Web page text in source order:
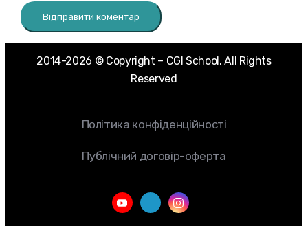
2014-2026 © Copyright – CGI School. All Rights
Reserved
Політика конфіденційності
Публічний договір-оферта